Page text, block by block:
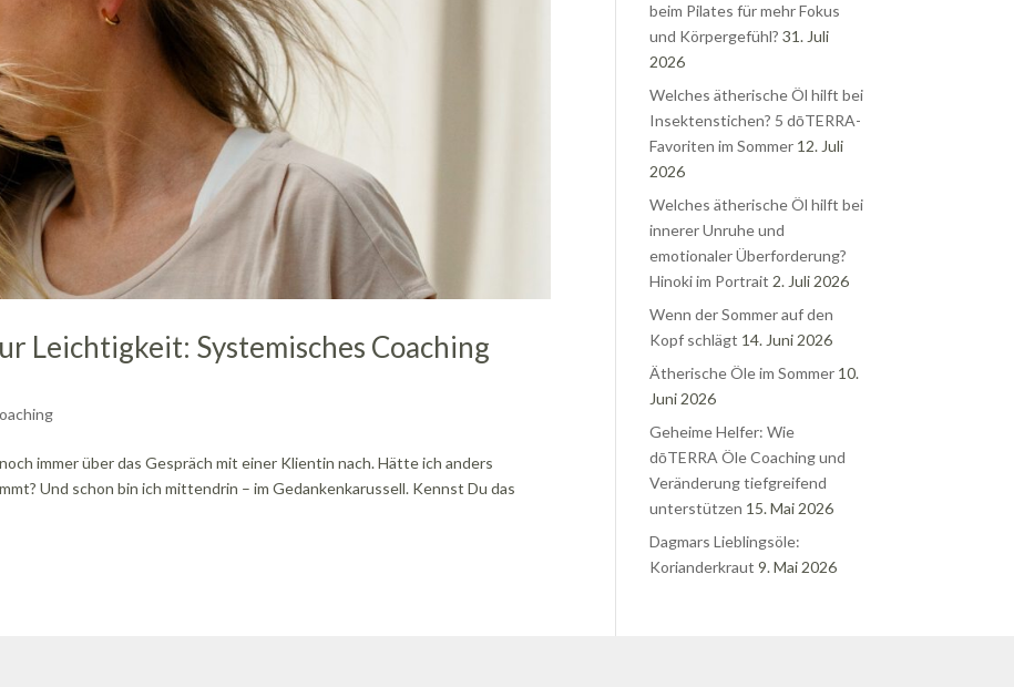
Leichtigkeit: Systemisches Coaching
immer über das Gespräch mit einer Klientin nach. Hätte ich anders
Und schon bin ich mittendrin – im Gedankenkarussell. Kennst Du das
beim Pilates für mehr Fokus
und Körpergefühl? 31. Juli
2026
Welches ätherische Öl hilft bei
Insektenstichen? 5 dōTERRA-
Favoriten im Sommer 12. Juli
2026
Welches ätherische Öl hilft bei
innerer Unruhe und
emotionaler Überforderung?
Hinoki im Portrait 2. Juli 2026
Wenn der Sommer auf den
Kopf schlägt 14. Juni 2026
Ätherische Öle im Sommer 10.
Juni 2026
Geheime Helfer: Wie
dōTERRA Öle Coaching und
Veränderung tiefgreifend
unterstützen 15. Mai 2026
Dagmars Lieblingsöle:
Korianderkraut 9. Mai 2026